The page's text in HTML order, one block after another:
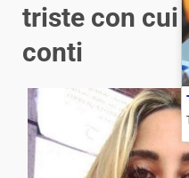
triste con cui
conti